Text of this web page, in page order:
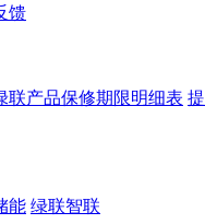
馈
联产品保修期限明细表
能 绿联智联